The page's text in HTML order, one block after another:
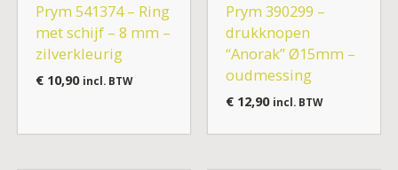
Prym 541374 – Ring
met schijf – 8 mm –
zilverkleurig
€10,90 incl. BTW
Prym 390299 –
drukknopen
“Anorak” Ø15mm –
oudmessing
€12,90 incl. BTW